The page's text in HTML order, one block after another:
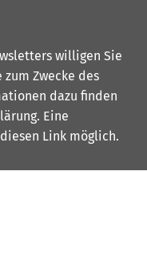
willigen Sie
Zwecke des
dazu finden
. Eine
Link möglich.